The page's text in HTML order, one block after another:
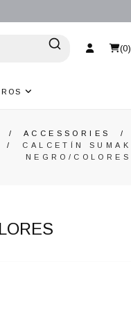
(0)
/ ACCESSORIES
/
/ CALCETÍN SUMAK
NEGRO/COLORES